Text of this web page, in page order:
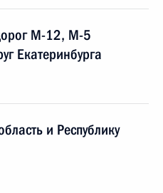
М-12, М-5
Екатеринбурга
и Республику